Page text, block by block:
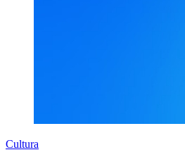
Cultura